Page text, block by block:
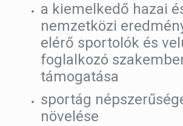
a kiemelkedő hazai
nemzetközi
elérő sportolók és
foglalkozó
támogatása
sportág
növelése